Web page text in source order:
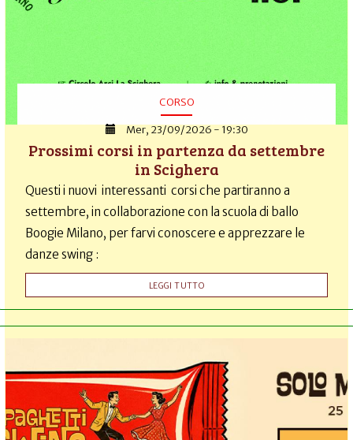
CORSO
Mer, 23/09/2026 - 19:30
Prossimi corsi in partenza da settembre
in Scighera
Questi i nuovi interessanti corsi che partiranno a
settembre, in collaborazione con la scuola di ballo
Boogie Milano, per farvi conoscere e apprezzare le
danze swing :
LEGGI TUTTO